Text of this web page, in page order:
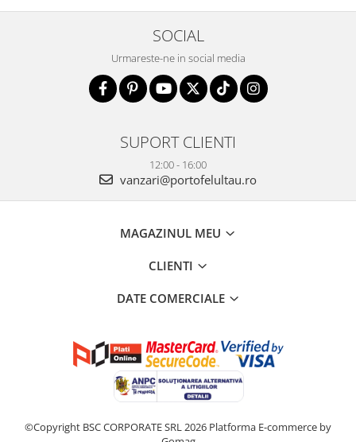
SOCIAL
Urmareste-ne in social media
SUPORT CLIENTI
12:00 - 16:00
vanzari@portofelultau.ro
MAGAZINUL MEU
CLIENTI
DATE COMERCIALE
©Copyright BSC CORPORATE SRL 2026 Platforma E-commerce by